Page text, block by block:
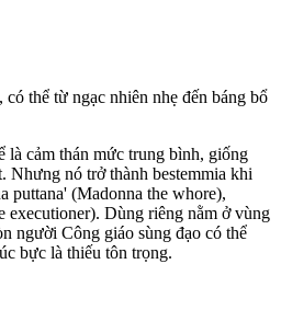
thể từ ngạc nhiên nhẹ đến báng bổ
là cảm thán mức trung bình, giống
nó trở thành bestemmia khi
puttana' (Madonna the whore),
executioner). Dùng riêng nằm ở vùng
người Công giáo sùng đạo có thể
bực là thiếu tôn trọng.